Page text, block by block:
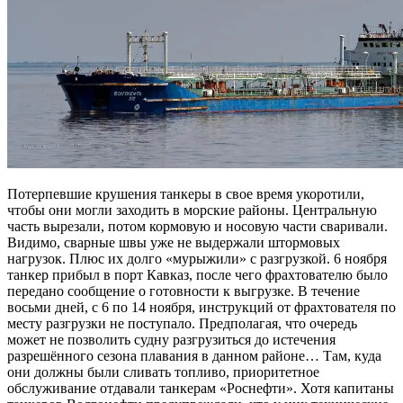
Потерпевшие крушения танкеры в свое время укоротили,
чтобы они могли заходить в морские районы. Центральную
часть вырезали, потом кормовую и носовую части сваривали.
Видимо, сварные швы уже не выдержали штормовых
нагрузок. Плюс их долго «мурыжили» с разгрузкой. 6 ноября
танкер прибыл в порт Кавказ, после чего фрахтователю было
передано сообщение о готовности к выгрузке. В течение
восьми дней, с 6 по 14 ноября, инструкций от фрахтователя по
месту разгрузки не поступало. Предполагая, что очередь
может не позволить судну разгрузиться до истечения
разрешённого сезона плавания в данном районе… Там, куда
они должны были сливать топливо, приоритетное
обслуживание отдавали танкерам «Роснефти». Хотя капитаны